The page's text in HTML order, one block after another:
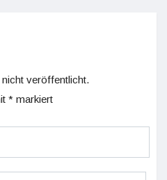
veröffentlicht.
* markiert